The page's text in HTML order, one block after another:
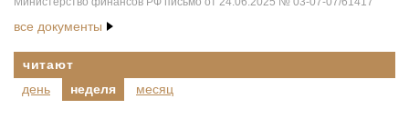
все документы
читают
день
неделя месяц